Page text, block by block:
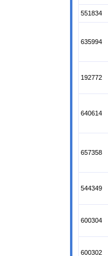
551834
635994
192772
640614
657358
544349
600304
600302